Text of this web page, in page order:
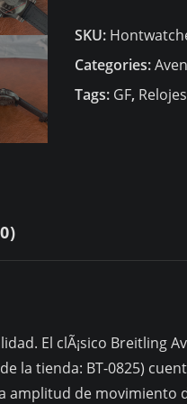
Breitling
Avenger
II
SKU:
Categories:
Tags: GF,
El clÃ¡sico Breitling
la tienda: BT-0825)
de movimiento